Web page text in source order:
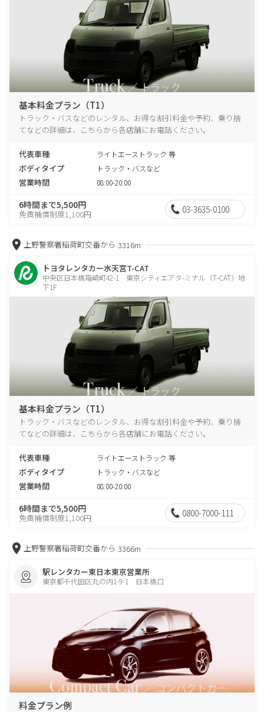
基本料金プラン（T1）
トラック・バスなどのレンタル、お得な割引料金や予約、乗り捨
てなどの詳細は、こちらから各店舗にお電話ください。
代表車種 ライトエーストラック 等
ボディタイプ トラック・バスなど
営業時間 08:00-20:00
6時間まで5,500円
免責補償制度1,100円 03-3635-0100
上野警察署稲荷町交番から 3316m
トヨタレンタカー水天宮T-CAT
中央区日本橋箱崎町42-1 東京シティエアタ-ミナル（T-CAT）地
下1F
基本料金プラン（T1）
トラック・バスなどのレンタル、お得な割引料金や予約、乗り捨
てなどの詳細は、こちらから各店舗にお電話ください。
代表車種 ライトエーストラック 等
ボディタイプ トラック・バスなど
営業時間 08:00-20:00
6時間まで5,500円
免責補償制度1,100円 0800-7000-111
上野警察署稲荷町交番から 3366m
駅レンタカー東日本東京営業所
東京都千代田区丸の内1-9-1 日本橋口
料金プラン例